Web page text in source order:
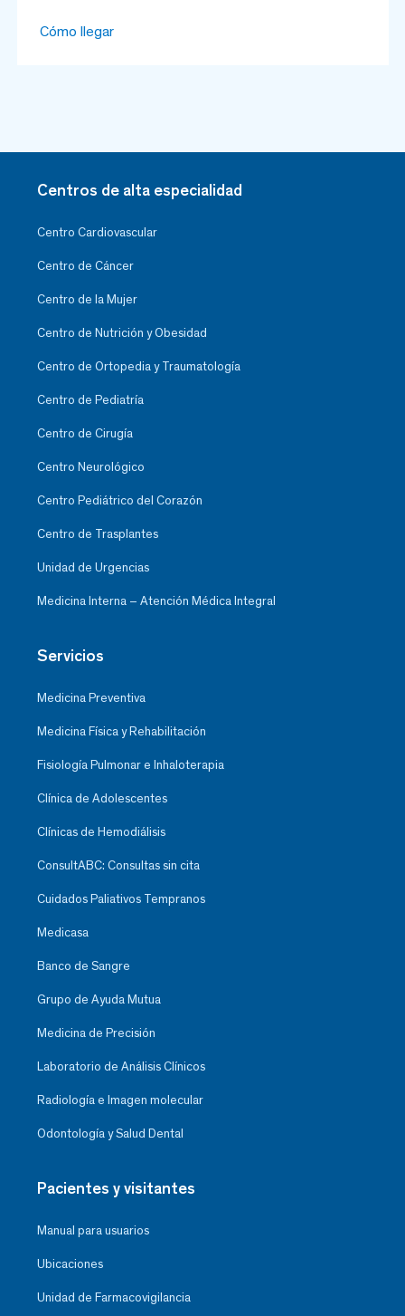
Cómo llegar
Centros de alta especialidad
Centro Cardiovascular
Centro de Cáncer
Centro de la Mujer
Centro de Nutrición y Obesidad
Centro de Ortopedia y Traumatología
Centro de Pediatría
Centro de Cirugía
Centro Neurológico
Centro Pediátrico del Corazón
Centro de Trasplantes
Unidad de Urgencias
Medicina Interna – Atención Médica Integral
Servicios
Medicina Preventiva
Medicina Física y Rehabilitación
Fisiología Pulmonar e Inhaloterapia
Clínica de Adolescentes
Clínicas de Hemodiálisis
ConsultABC: Consultas sin cita
Cuidados Paliativos Tempranos
Medicasa
Banco de Sangre
Grupo de Ayuda Mutua
Medicina de Precisión
Laboratorio de Análisis Clínicos
Radiología e Imagen molecular
Odontología y Salud Dental
Pacientes y visitantes
Manual para usuarios
Ubicaciones
Unidad de Farmacovigilancia